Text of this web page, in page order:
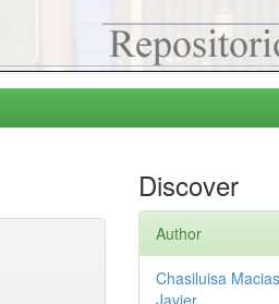
Discover
Author
Chasiluisa
Javier